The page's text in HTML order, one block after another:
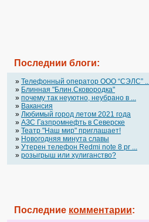
Последнии блоги:
» Телефонный оператор OOO “СЭЛС”
» Блинная "Блин.Сковородка"
» почему так неуютно, неубрано в ...
» Вакансия
» Любимый город летом 2021 года
» АЗС Газпромнефть в Северске
» Театр "Наш мир" приглашает!
» Новогодняя минута славы
» Утерен телефон Redmi note 8 pr ...
» розыгрыш или хулиганство?
Последние комментарии: